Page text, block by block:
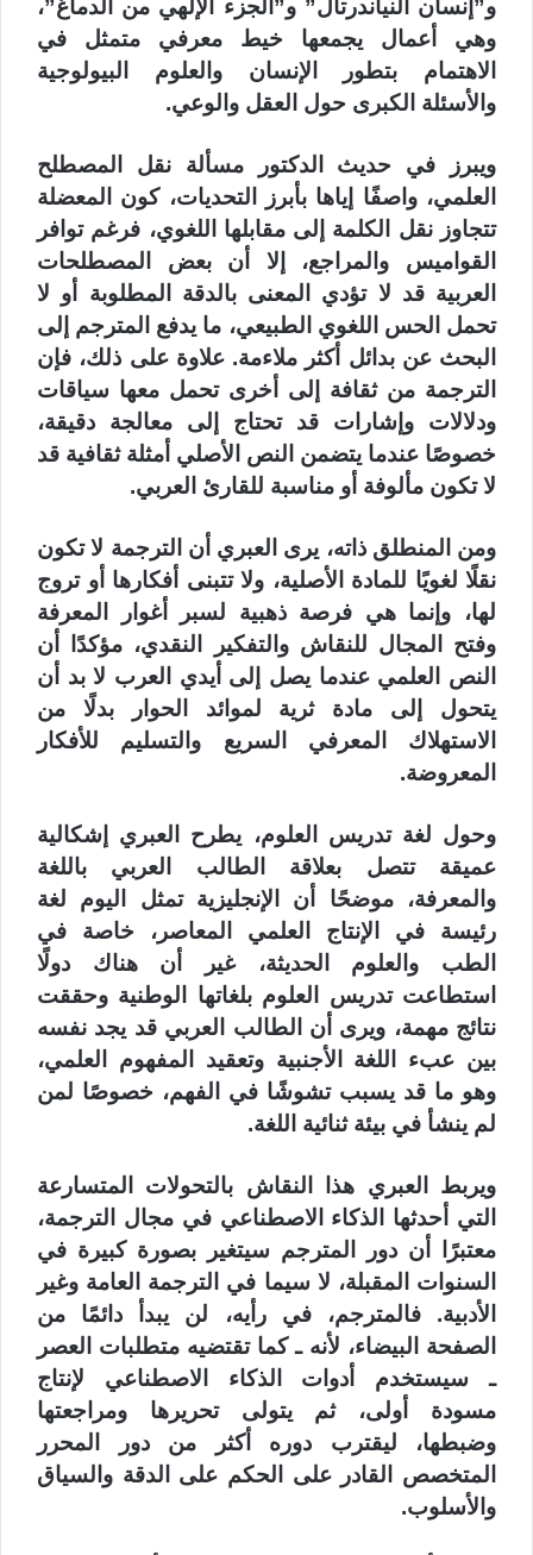
و”إنسان النياندرتال” و”الجزء الإلهي من الدماغ”،
وهي أعمال يجمعها خيط معرفي متمثل في
الاهتمام بتطور الإنسان والعلوم البيولوجية
والأسئلة الكبرى حول العقل والوعي.
ويبرز في حديث الدكتور مسألة نقل المصطلح
العلمي، واصفًا إياها بأبرز التحديات، كون المعضلة
تتجاوز نقل الكلمة إلى مقابلها اللغوي، فرغم توافر
القواميس والمراجع، إلا أن بعض المصطلحات
العربية قد لا تؤدي المعنى بالدقة المطلوبة أو لا
تحمل الحس اللغوي الطبيعي، ما يدفع المترجم إلى
البحث عن بدائل أكثر ملاءمة. علاوة على ذلك، فإن
الترجمة من ثقافة إلى أخرى تحمل معها سياقات
ودلالات وإشارات قد تحتاج إلى معالجة دقيقة،
خصوصًا عندما يتضمن النص الأصلي أمثلة ثقافية قد
لا تكون مألوفة أو مناسبة للقارئ العربي.
ومن المنطلق ذاته، يرى العبري أن الترجمة لا تكون
نقلًا لغويًا للمادة الأصلية، ولا تتبنى أفكارها أو تروج
لها، وإنما هي فرصة ذهبية لسبر أغوار المعرفة
وفتح المجال للنقاش والتفكير النقدي، مؤكدًا أن
النص العلمي عندما يصل إلى أيدي العرب لا بد أن
يتحول إلى مادة ثرية لموائد الحوار بدلًا من
الاستهلاك المعرفي السريع والتسليم للأفكار
المعروضة.
وحول لغة تدريس العلوم، يطرح العبري إشكالية
عميقة تتصل بعلاقة الطالب العربي باللغة
والمعرفة، موضحًا أن الإنجليزية تمثل اليوم لغة
رئيسة في الإنتاج العلمي المعاصر، خاصة في
الطب والعلوم الحديثة، غير أن هناك دولًا
استطاعت تدريس العلوم بلغاتها الوطنية وحققت
نتائج مهمة، ويرى أن الطالب العربي قد يجد نفسه
بين عبء اللغة الأجنبية وتعقيد المفهوم العلمي،
وهو ما قد يسبب تشوشًا في الفهم، خصوصًا لمن
لم ينشأ في بيئة ثنائية اللغة.
ويربط العبري هذا النقاش بالتحولات المتسارعة
التي أحدثها الذكاء الاصطناعي في مجال الترجمة،
معتبرًا أن دور المترجم سيتغير بصورة كبيرة في
السنوات المقبلة، لا سيما في الترجمة العامة وغير
الأدبية. فالمترجم، في رأيه، لن يبدأ دائمًا من
الصفحة البيضاء، لأنه ـ كما تقتضيه متطلبات العصر
ـ سيستخدم أدوات الذكاء الاصطناعي لإنتاج
مسودة أولى، ثم يتولى تحريرها ومراجعتها
وضبطها، ليقترب دوره أكثر من دور المحرر
المتخصص القادر على الحكم على الدقة والسياق
والأسلوب.